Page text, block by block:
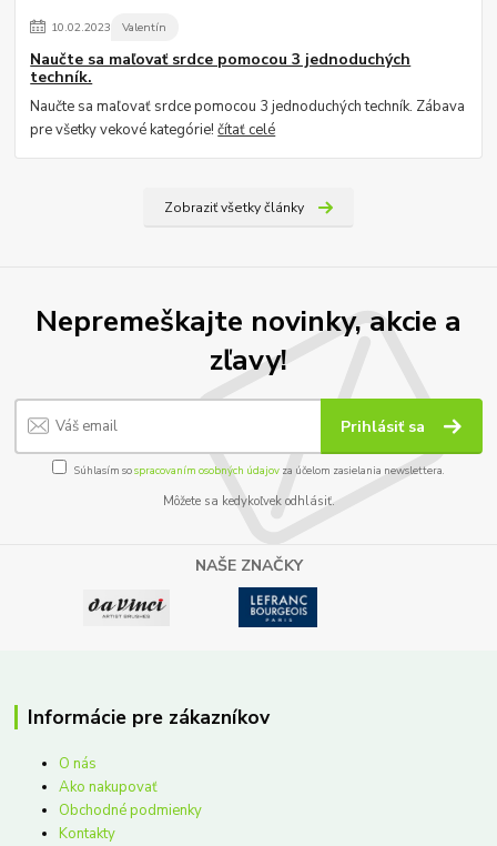
10.02.2023 Valentín
Naučte sa maľovať srdce pomocou 3 jednoduchých
techník.
Naučte sa maľovať srdce pomocou 3 jednoduchých techník. Zábava
pre všetky vekové kategórie!čítať celé
Zobraziť všetky články
Nepremeškajte novinky, akcie a
zľavy!
Prihlásiť sa
Súhlasím sospracovaním osobných údajov za účelom zasielania newslettera.
Môžete sa kedykoľvek odhlásiť.
NAŠE ZNAČKY
Informácie pre zákazníkov
O nás
Ako nakupovať
Obchodné podmienky
Kontakty